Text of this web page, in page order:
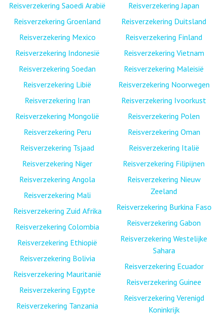
Reisverzekering Saoedi Arabië
Reisverzekering Groenland
Reisverzekering Mexico
Reisverzekering Indonesië
Reisverzekering Soedan
Reisverzekering Libië
Reisverzekering Iran
Reisverzekering Mongolië
Reisverzekering Peru
Reisverzekering Tsjaad
Reisverzekering Niger
Reisverzekering Angola
Reisverzekering Mali
Reisverzekering Zuid Afrika
Reisverzekering Colombia
Reisverzekering Ethiopië
Reisverzekering Bolivia
Reisverzekering Mauritanië
Reisverzekering Egypte
Reisverzekering Tanzania
Reisverzekering Japan
Reisverzekering Duitsland
Reisverzekering Finland
Reisverzekering Vietnam
Reisverzekering Maleisië
Reisverzekering Noorwegen
Reisverzekering Ivoorkust
Reisverzekering Polen
Reisverzekering Oman
Reisverzekering Italië
Reisverzekering Filipijnen
Reisverzekering Nieuw
Zeeland
Reisverzekering Burkina Faso
Reisverzekering Gabon
Reisverzekering Westelijke
Sahara
Reisverzekering Ecuador
Reisverzekering Guinee
Reisverzekering Verenigd
Koninkrijk